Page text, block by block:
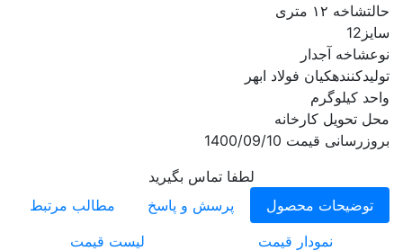
حالتشاخه ۱۲ متری
سایز 12
نوعشاخه آجدار
تولیدکنندهکیان فولاد ابهر
واحد کیلوگرم
محل تحویل کارخانه
بروزرسانی قیمت 1400/09/10
لطفا تماس بگیرید
توضیحات محصول
پرسش و پاسخ
مطالب مرتبط
نمودار قیمت
لیست قیمت